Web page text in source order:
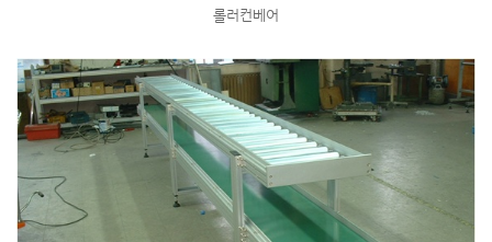
롤러컨베어